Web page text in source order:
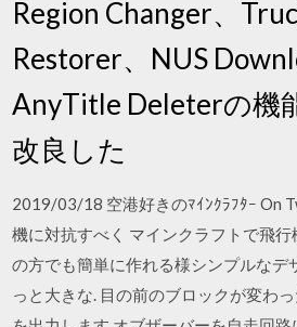
Region Changer、
Restorer、NUS
AnyTitle Deleterの機
改良した
2019/03/18 空港好きのﾏｲﾝｸﾗﾌﾀｰ On
機に対抗すべく マインクラフトで飛
の方でも簡単に作れる様シンプルなデ
っと大きな. 目の前のブロックが変わ